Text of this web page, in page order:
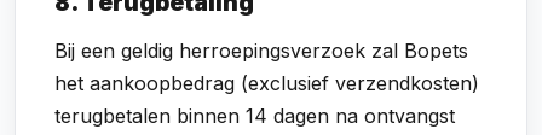
Bij een geldig herroepingsverzoek zal Bopets
het aankoopbedrag (exclusief verzendkosten)
terugbetalen binnen 14 dagen na ontvangst